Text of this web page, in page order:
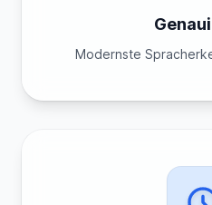
Modernste